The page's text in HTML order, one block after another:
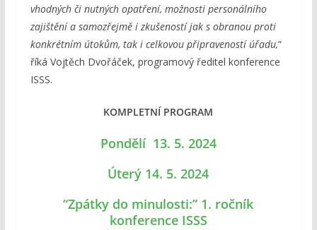
vhodných či nutných opatření, možnosti personálního
zajištění a samozřejmě i zkušeností jak s obranou proti
konkrétním útokům, tak i celkovou připraveností úřadu,“
říká Vojtěch Dvořáček, programový ředitel konference
ISSS.
KOMPLETNÍ PROGRAM
Pondělí 13. 5. 2024
Úterý 14. 5. 2024
“Zpátky do minulosti:” 1. ročník
konference ISSS